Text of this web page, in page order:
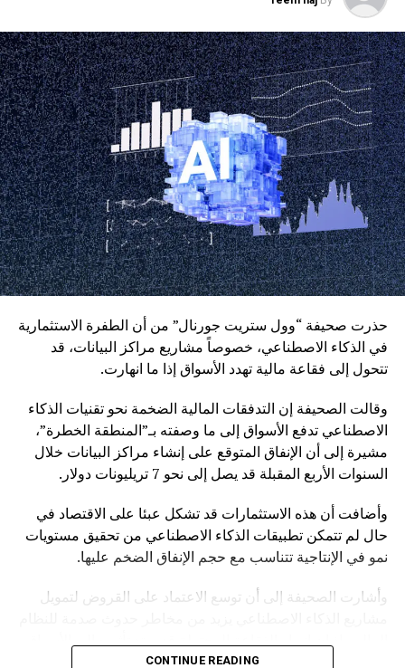
للعقود طويلة الأجل.
حذرت صحيفة “وول ستريت جورنال” من أن الطفرة الاستثمارية
في الذكاء الاصطناعي، خصوصاً مشاريع مراكز البيانات، قد
تتحول إلى فقاعة مالية تهدد الأسواق إذا ما انهارت.
وقالت الصحيفة إن التدفقات المالية الضخمة نحو تقنيات الذكاء
الاصطناعي تدفع الأسواق إلى ما وصفته بـ”المنطقة الخطرة”،
مشيرة إلى أن الإنفاق المتوقع على إنشاء مراكز البيانات خلال
السنوات الأربع المقبلة قد يصل إلى نحو 7 تريليونات دولار.
وأضافت أن هذه الاستثمارات قد تشكل عبئا على الاقتصاد في
حال لم تتمكن تطبيقات الذكاء الاصطناعي من تحقيق مستويات
نمو في الإنتاجية تتناسب مع حجم الإنفاق الضخم عليها.
وأشارت الصحيفة إلى أن توسع الاعتماد على القروض لتمويل
CONTINUE READING